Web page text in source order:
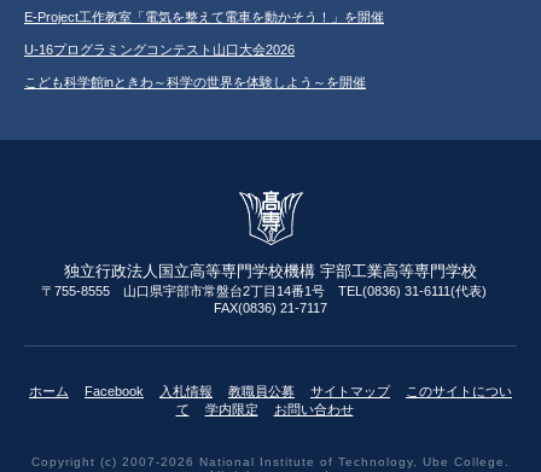
E-Project工作教室「電気を整えて電車を動かそう！」を開催
U-16プログラミングコンテスト山口大会2026
こども科学館inときわ～科学の世界を体験しよう～を開催
独立行政法人国立高等専門学校機構 宇部工業高等専門学校
〒755-8555 山口県宇部市常盤台2丁目14番1号 TEL(0836) 31-6111(代表)
FAX(0836) 21-7117
ホーム Facebook 入札情報 教職員公募 サイトマップ
このサイトについ
て
学内限定 お問い合わせ
Copyright (c) 2007-2026 National Institute of Technology, Ube College.